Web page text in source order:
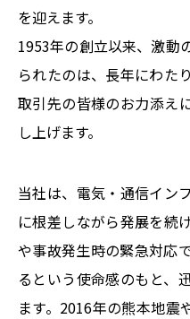
を迎えます。
1953年の創立以来、激動
られたのは、長年にわた
取引先の皆様のお力添え
し上げます。
当社は、電気・通信イン
に根差しながら発展を続
や事故発生時の緊急対応
るという使命感のもと、
ます。2016年の熊本地震